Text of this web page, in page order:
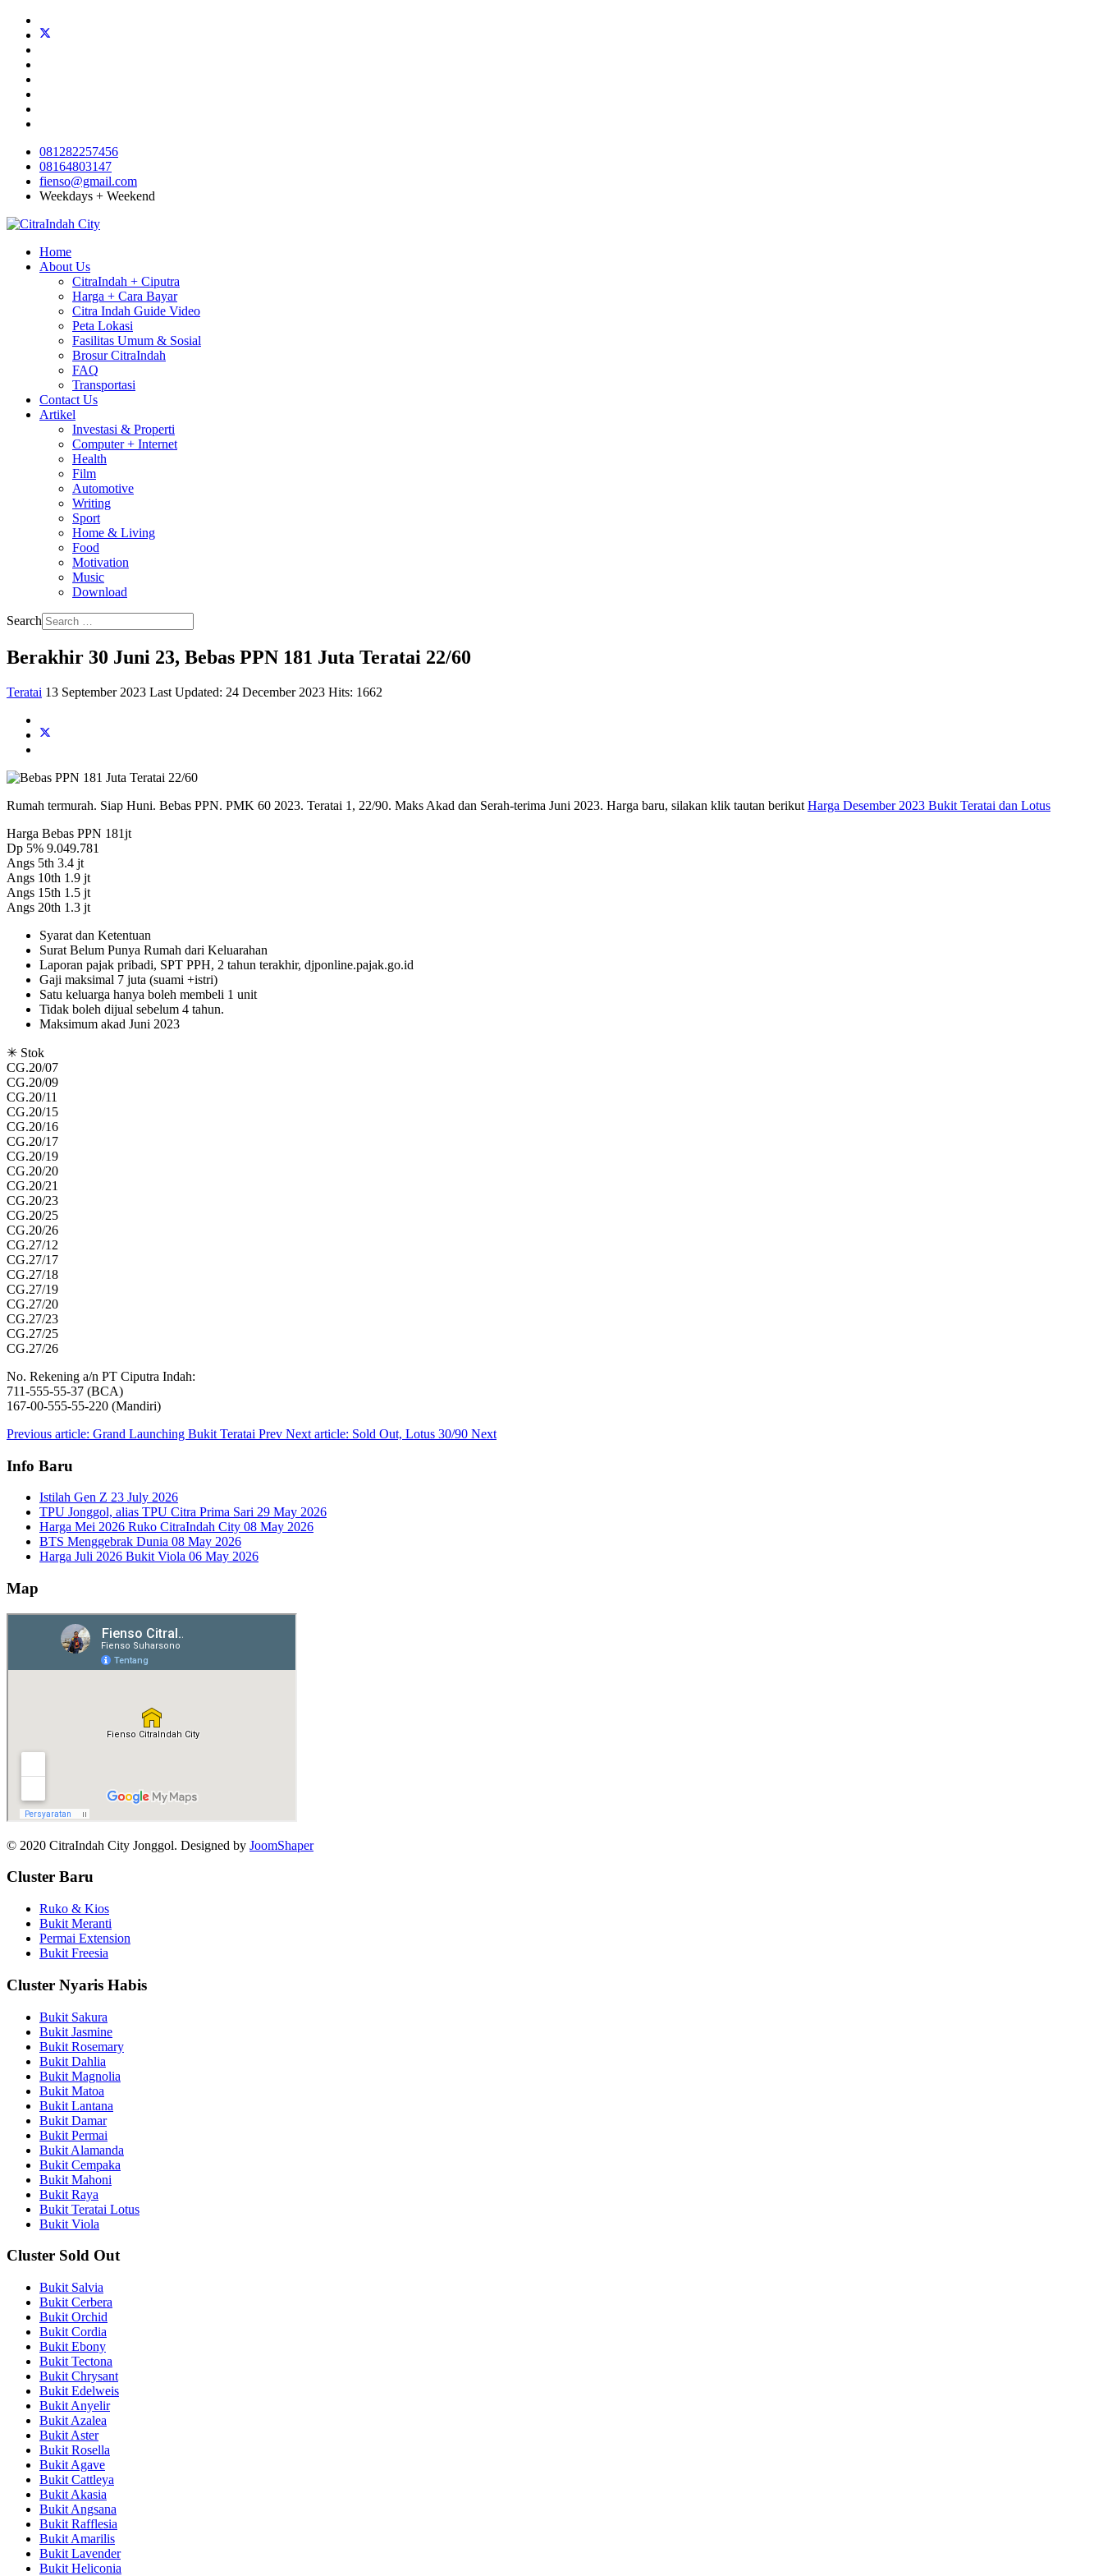
081282257456
08164803147
fienso@gmail.com
Weekdays + Weekend
Home
About Us
CitraIndah + Ciputra
Harga + Cara Bayar
Citra Indah Guide Video
Peta Lokasi
Fasilitas Umum & Sosial
Brosur CitraIndah
FAQ
Transportasi
Contact Us
Artikel
Investasi & Properti
Computer + Internet
Health
Film
Automotive
Writing
Sport
Home & Living
Food
Motivation
Music
Download
Search
Berakhir 30 Juni 23, Bebas PPN 181 Juta Teratai 22/60
Teratai 13 September 2023 Last Updated: 24 December 2023 Hits: 1662
Rumah termurah. Siap Huni. Bebas PPN. PMK 60 2023. Teratai 1, 22/90. Maks Akad dan Serah-terima Juni 2023. Harga baru, silakan klik tautan berikut Harga Desember 2023 Bukit Teratai dan Lotus
Harga Bebas PPN 181jt
Dp 5% 9.049.781
Angs 5th 3.4 jt
Angs 10th 1.9 jt
Angs 15th 1.5 jt
Angs 20th 1.3 jt
Syarat dan Ketentuan
Surat Belum Punya Rumah dari Keluarahan
Laporan pajak pribadi, SPT PPH, 2 tahun terakhir, djponline.pajak.go.id
Gaji maksimal 7 juta (suami +istri)
Satu keluarga hanya boleh membeli 1 unit
Tidak boleh dijual sebelum 4 tahun.
Maksimum akad Juni 2023
✳ Stok
CG.20/07
CG.20/09
CG.20/11
CG.20/15
CG.20/16
CG.20/17
CG.20/19
CG.20/20
CG.20/21
CG.20/23
CG.20/25
CG.20/26
CG.27/12
CG.27/17
CG.27/18
CG.27/19
CG.27/20
CG.27/23
CG.27/25
CG.27/26
No. Rekening a/n PT Ciputra Indah:
711-555-55-37 (BCA)
167-00-555-55-220 (Mandiri)
Previous article: Grand Launching Bukit Teratai Prev Next article: Sold Out, Lotus 30/90 Next
Info Baru
Istilah Gen Z 23 July 2026
TPU Jonggol, alias TPU Citra Prima Sari 29 May 2026
Harga Mei 2026 Ruko CitraIndah City 08 May 2026
BTS Menggebrak Dunia 08 May 2026
Harga Juli 2026 Bukit Viola 06 May 2026
Map
© 2020 CitraIndah City Jonggol. Designed by JoomShaper
Cluster Baru
Ruko & Kios
Bukit Meranti
Permai Extension
Bukit Freesia
Cluster Nyaris Habis
Bukit Sakura
Bukit Jasmine
Bukit Rosemary
Bukit Dahlia
Bukit Magnolia
Bukit Matoa
Bukit Lantana
Bukit Damar
Bukit Permai
Bukit Alamanda
Bukit Cempaka
Bukit Mahoni
Bukit Raya
Bukit Teratai Lotus
Bukit Viola
Cluster Sold Out
Bukit Salvia
Bukit Cerbera
Bukit Orchid
Bukit Cordia
Bukit Ebony
Bukit Tectona
Bukit Chrysant
Bukit Edelweis
Bukit Anyelir
Bukit Azalea
Bukit Aster
Bukit Rosella
Bukit Agave
Bukit Cattleya
Bukit Akasia
Bukit Angsana
Bukit Rafflesia
Bukit Amarilis
Bukit Lavender
Bukit Heliconia